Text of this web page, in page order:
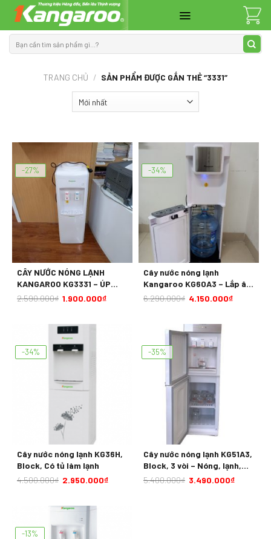
content
kiếm:
TRANG CHỦ / SẢN PHẨM ĐƯỢC GẮN THẺ “3331”
-27%
CÂY NƯỚC NÓNG LẠNH
KANGAROO KG3331 – ÚP
BÌNH
2.590.000₫ 1.900.000₫
-34%
Cây nước nóng lạnh
Kangaroo KG60A3 – Lắp âm
bình
6.290.000₫ 4.150.000₫
-34%
Cây nước nóng lạnh KG36H,
Block, Có tủ làm lạnh
4.500.000₫ 2.950.000₫
-35%
Cây nước nóng lạnh KG51A3,
Block, 3 vòi – Nóng, lạnh,
thường
5.400.000₫ 3.490.000₫
-13%